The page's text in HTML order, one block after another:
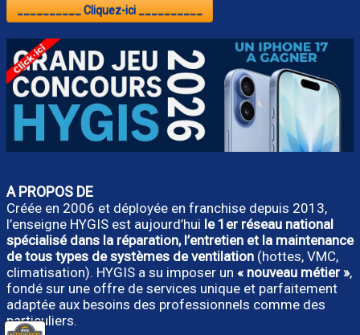
__________ Cliquez-ici __________
A PROPOS DE
Créée en 2006 et déployée en franchise depuis 2013,
l’enseigne HYGIS est aujourd’hui le 1er réseau national
spécialisé dans la réparation, l’entretien et la maintenance
de tous types de systèmes de ventilation (hottes, VMC,
climatisation). HYGIS a su imposer un « nouveau métier »,
fondé sur une offre de services unique et parfaitement
adaptée aux besoins des professionnels comme des
particuliers.